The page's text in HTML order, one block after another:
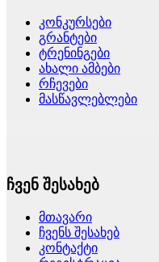
კონკურსები
გრანტები
ტრენინგები
ახალი ამბები
რჩევები
მასწავლებლები
ჩვენ შესახებ
მთავარი
ჩვენს შესახებ
კონტაქტი